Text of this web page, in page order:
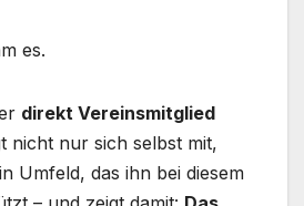
es.
direkt Vereinsmitglied
nicht nur sich selbst mit,
Umfeld, das ihn bei diesem